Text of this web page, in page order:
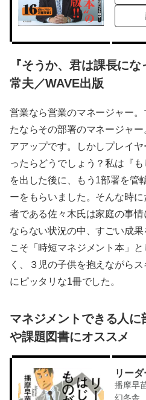
『そうか、君は課長に
常夫／WAVE出版
営業なら営業のマネージャー
たならその部署のマネージャ
アアップです。しかしプレイ
ったらどうでしょう？私は『
を出した後に、もう1部署を管
ーをもらいました。そんな時
者である佐々木氏は家庭の事
ならない状況の中、すごい成
こそ「時短マネジメント本」
く、３児の子供を抱えながら
にピッタリな1冊でした。
マネジメントできる人
や課題図書にオススメ
リー
播摩早
幻冬舎